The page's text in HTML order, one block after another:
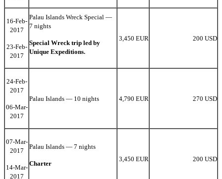
16-Feb-
2017
23-Feb-
2017
Palau Islands Wreck Special —
7 nights
Special Wreck trip led by
Unique Expeditions.
3,450 EUR 200 USD
24-Feb-
2017
06-Mar-
2017
Palau Islands — 10 nights 4,790 EUR 270 USD
07-Mar-
2017
14-Mar-
2017
Palau Islands — 7 nights
Charter
3,450 EUR 200 USD